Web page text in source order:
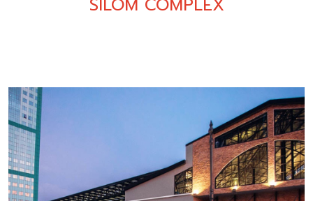
SILOM COMPLEX